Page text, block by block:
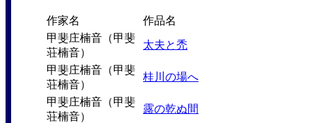
作家名
作品名
甲斐庄楠音（甲斐
荘楠音）
太夫と禿
甲斐庄楠音（甲斐
荘楠音）
桂川の場へ
甲斐庄楠音（甲斐
荘楠音）
露の乾ぬ間